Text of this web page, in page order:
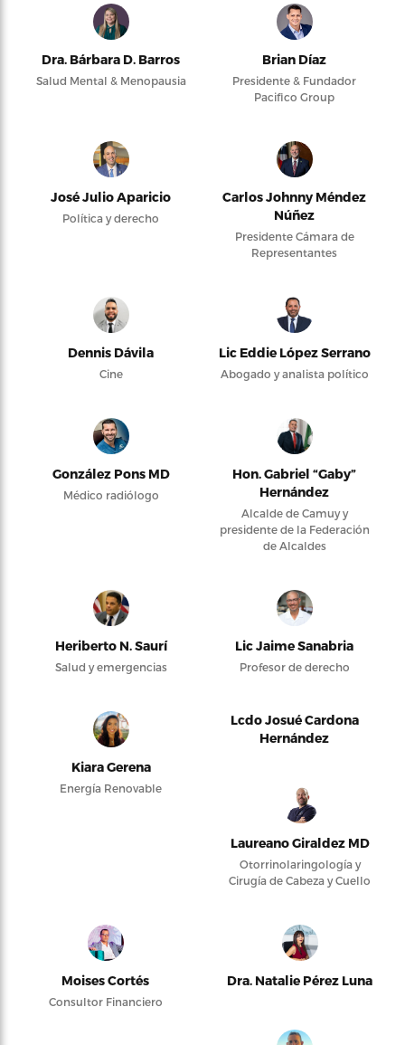
Dra. Bárbara D. Barros
Salud Mental & Menopausia
Brian Díaz
Presidente & Fundador
Pacifico Group
José Julio Aparicio
Política y derecho
Carlos Johnny Méndez
Núñez
Presidente Cámara de
Representantes
Dennis Dávila
Cine
Lic Eddie López Serrano
Abogado y analista político
González Pons MD
Médico radiólogo
Hon. Gabriel “Gaby”
Hernández
Alcalde de Camuy y
presidente de la Federación
de Alcaldes
Heriberto N. Saurí
Salud y emergencias
Lic Jaime Sanabria
Profesor de derecho
Kiara Gerena
Energía Renovable
Lcdo Josué Cardona
Hernández
Laureano Giraldez MD
Otorrinolaringología y
Cirugía de Cabeza y Cuello
Moises Cortés
Consultor Financiero
Dra. Natalie Pérez Luna